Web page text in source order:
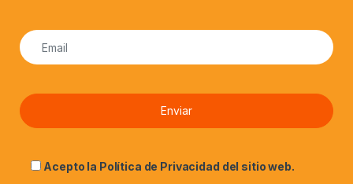
Acepto la Política de Privacidad del sitio web.